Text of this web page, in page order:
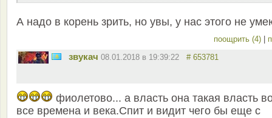
А надо в корень зрить, но увы, у нас этого не
поощрить (4)
звукач 08.01.2018 в 19:39:22 # 653781
фиолетово... а власть она такая власть
все времена и века.Спит и видит чего бы еще с